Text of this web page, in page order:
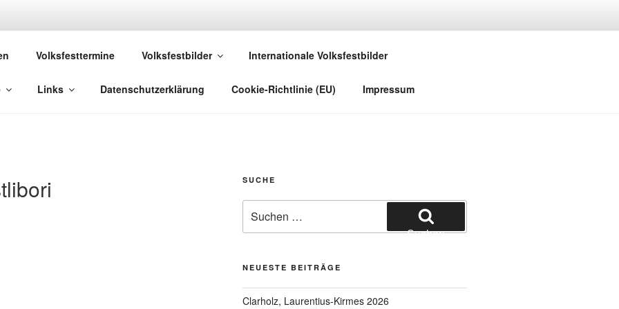
Volksfesttermine Volksfestbilder Internationale Volksfestbilder
Links Datenschutzerklärung Cookie-Richtlinie (EU) Impressum
SUCHE
nach:
Suchen
NEUESTE BEITRÄGE
Clarholz, Laurentius-Kirmes 2026